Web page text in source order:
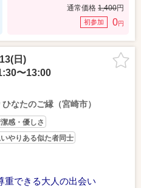
通常価格 1,400円
初参加 0円
日)
〜13:00
ひなたのご縁（宮崎市）
感・優しさ
やりある似た者同士
重できる大人の出会い